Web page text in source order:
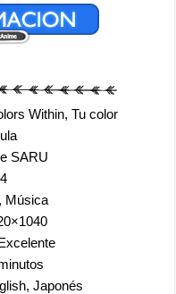
Within, Tu color
SARU
Música
Japonés